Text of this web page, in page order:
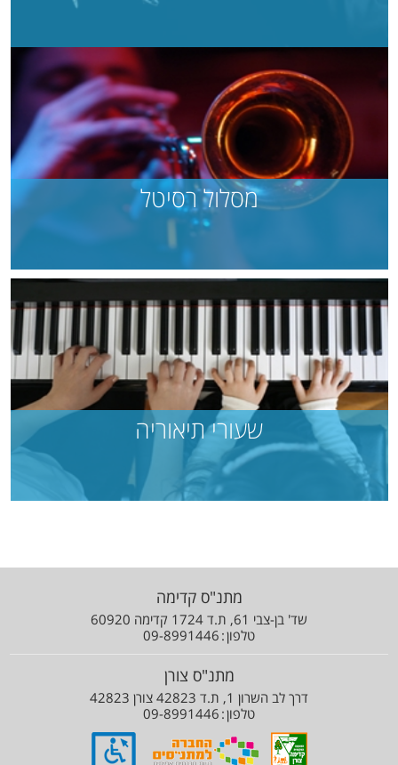
מסלול רסיטל
שעורי תיאוריה
מתנ"ס קדימה
שד' בן-צבי 61, ת.ד 1724 קדימה 60920
טלפון 09-8991446
מתנ"ס צורן
דרך לב השרון 1, ת.ד 42823 צורן 42823
טלפון 09-8991446